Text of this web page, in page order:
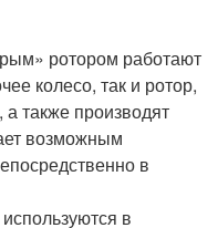
ротором работают
колесо, так и ротор,
а также производят
возможным
в
в